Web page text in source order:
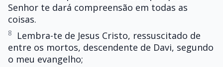
Senhor te dará compreensão em todas as
coisas.
8
Lembra-te de Jesus Cristo, ressuscitado de
entre os mortos, descendente de Davi, segundo
o meu evangelho;